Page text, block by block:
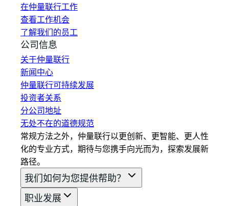
在仲量联行工作
查看工作机会
了解我们的员工
公司信息
关于仲量联行
新闻中心
仲量联行可持续发展
投资者关系
分公司地址
无处不在的道德规范
常规方法之外，仲量联行以更创新、更智能、更人性
化的专业方式，期待与您携手向光而为，探索发展新
路径。
我们如何为您提供帮助？
职业发展